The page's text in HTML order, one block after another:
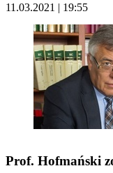
11.03.2021 | 19:55
Prof. Hofmański